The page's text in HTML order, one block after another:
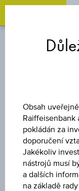
Obsah
Raiffeisenbank
pokládán za
doporučení
Jakékoliv
nástrojů musí
a dalších
na základě